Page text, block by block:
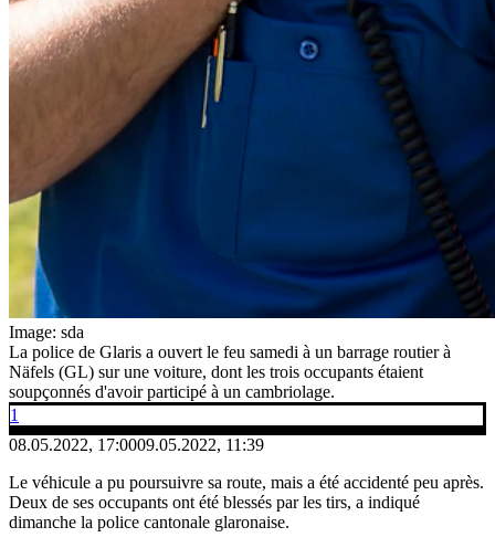
Image: sda
La police de Glaris a ouvert le feu samedi à un barrage routier à
Näfels (GL) sur une voiture, dont les trois occupants étaient
soupçonnés d'avoir participé à un cambriolage.
1
08.05.2022, 17:0009.05.2022, 11:39
Le véhicule a pu poursuivre sa route, mais a été accidenté peu après.
Deux de ses occupants ont été blessés par les tirs, a indiqué
dimanche la police cantonale glaronaise.